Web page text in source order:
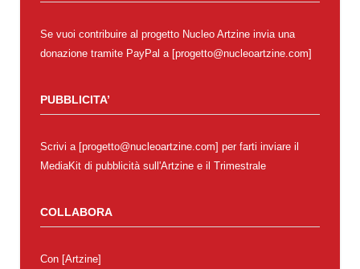
Se vuoi contribuire al progetto Nucleo Artzine invia una
donazione tramite PayPal a [progetto@nucleoartzine.com]
PUBBLICITA’
Scrivi a [progetto@nucleoartzine.com] per farti inviare il
MediaKit di pubblicità sull'Artzine e il Trimestrale
COLLABORA
Con [Artzine]